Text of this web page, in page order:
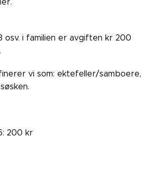
osv. i familien er avgiften kr 200
vi som: ektefeller/samboere,
200 kr